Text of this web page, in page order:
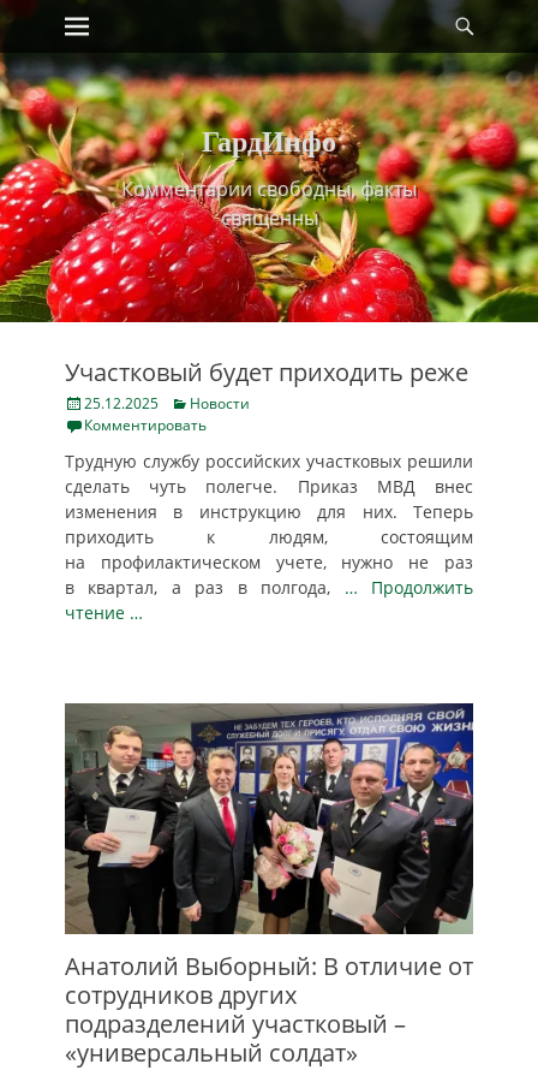
Skip
content
Primary Menu
ГардИнфо
Комментарии свободны, факты
священны
Участковый будет приходить реже
Posted
on
25.12.2025 Categories
Новости
Комментировать
Трудную службу российских участковых решили
сделать чуть полегче. Приказ МВД внес
изменения в инструкцию для них. Теперь
приходить к людям, состоящим
на профилактическом учете, нужно не раз
в квартал, а раз в полгода, … Продолжить
чтение …
Анатолий Выборный: В отличие от
сотрудников других
подразделений участковый –
«универсальный солдат»